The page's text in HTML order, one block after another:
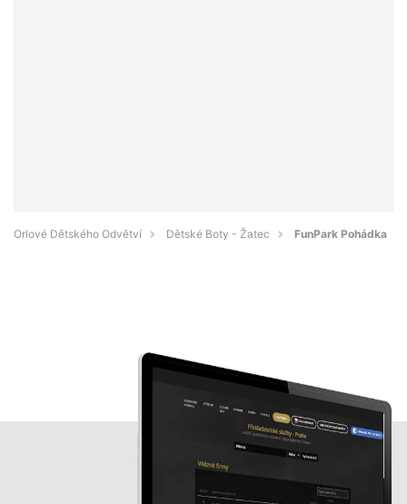
Orlové Dětského Odvětví Dětské Boty - Žatec FunPark Pohádka